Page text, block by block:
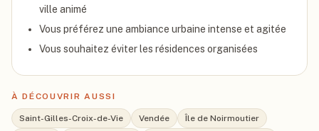
ville animé
Vous préférez une ambiance urbaine intense et agitée
Vous souhaitez éviter les résidences organisées
À DÉCOUVRIR AUSSI
Saint-Gilles-Croix-de-Vie Vendée
Île de Noirmoutier